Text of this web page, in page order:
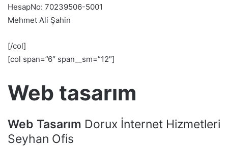
HesapNo: 70239506-5001
Mehmet Ali Şahin
[/col]
[col span=”6″ span__sm=”12″]
Web tasarım
Web Tasarım Dorux İnternet Hizmetleri
Seyhan Ofis